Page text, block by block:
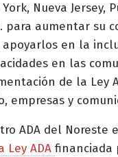
York, Nueva Jersey,
para aumentar su
apoyarlos en la
en las
de la Ley
empresas y
ADA del Noreste
Ley ADA financiada